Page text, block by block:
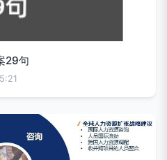
29句